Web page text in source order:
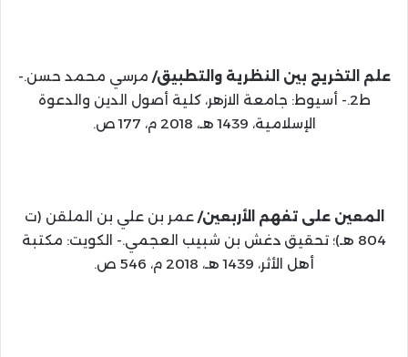
علم التخريج بين النظرية والتطبيق/ مرسي محمد حسن.-
ط2.- أسيوط: جامعة الازهر، كلية أصول الدين والدعوة
الإسلامية، 1439 هـ، 2018 م، 177 ص.
‏المعين على تفهم الأربعين/عمر بن علي بن الملقن (ت
804 هـ)؛ تحقيق دغش بن شبيب العجمي.- الكويت: مكتبة
أهل الأثر، 1439 هـ، 2018 م، 546 ص.